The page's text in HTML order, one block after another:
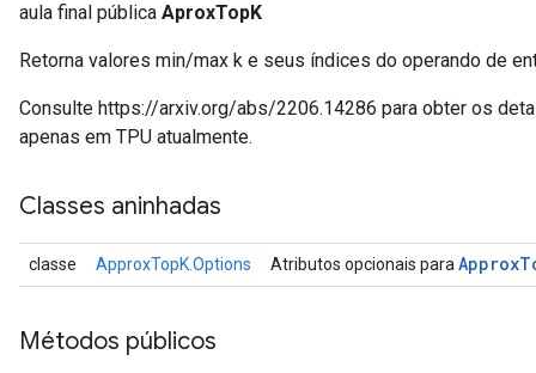
aula final pública AproxTopK
Retorna valores min/max k e seus índices do operando de
Consulte https://arxiv.org/abs/2206.14286 para obter os
apenas em TPU atualmente.
Classes aninhadas
classe ApproxTopK.Options Atributos opcionais para Approx
Métodos públicos